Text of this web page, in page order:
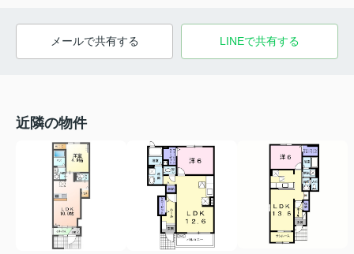
メールで共有する LINEで共有する
近隣の物件